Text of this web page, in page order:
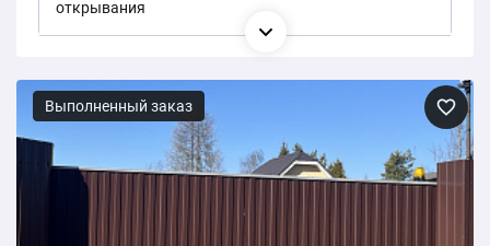
открывания
Выполненный заказ